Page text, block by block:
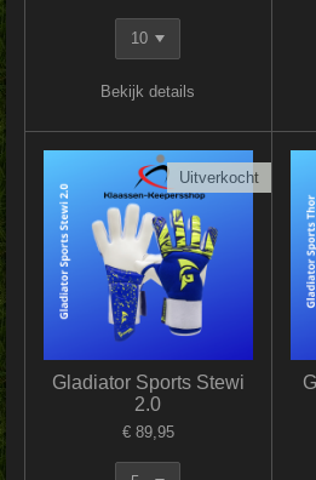
Bekijk details
Uitverkocht
Gladiator Sports Stewi
2.0
€ 89,95